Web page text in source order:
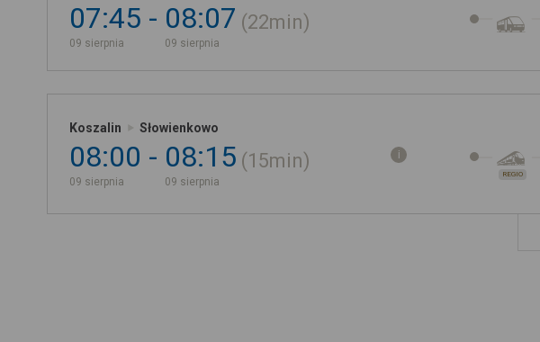
07:45
09 sierpnia
08:07
09 sierpnia
22min
Koszalin Słowienkowo
08:00
09 sierpnia
08:15
09 sierpnia
15min
REGIO